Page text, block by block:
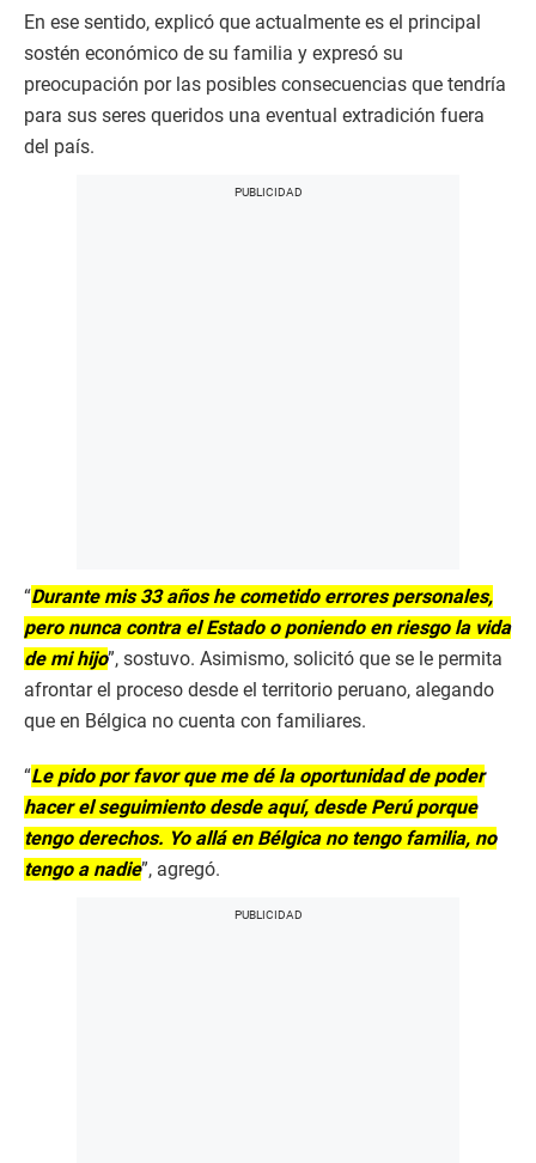
En ese sentido, explicó que actualmente es el principal
sostén económico de su familia y expresó su
preocupación por las posibles consecuencias que tendría
para sus seres queridos una eventual extradición fuera
del país.
“Durante mis 33 años he cometido errores personales,
pero nunca contra el Estado o poniendo en riesgo la vida
de mi hijo”, sostuvo. Asimismo, solicitó que se le permita
afrontar el proceso desde el territorio peruano, alegando
que en Bélgica no cuenta con familiares.
“Le pido por favor que me dé la oportunidad de poder
hacer el seguimiento desde aquí, desde Perú porque
tengo derechos. Yo allá en Bélgica no tengo familia, no
tengo a nadie”, agregó.